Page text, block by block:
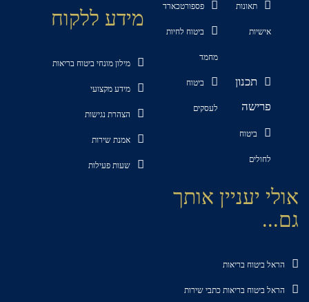
מידע ללקוח
מילון מונחי ביטוח בריאות
מידע מקצועי
הצהרת נגישות
אמנת שירות
שעות פעילות
תאונות
אישיות
פספורטכארד
ביטוח לחיות
מחמד
תכנון
פרישה
ביטוח
לעסקים
ביטוח
לחולים
אולי יעניין אותך
גם...
הראל ביטוח בריאות
הראל ביטוח בריאות כתבי שירות